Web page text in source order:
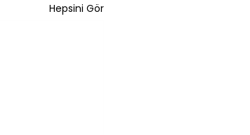
Hepsini Gör